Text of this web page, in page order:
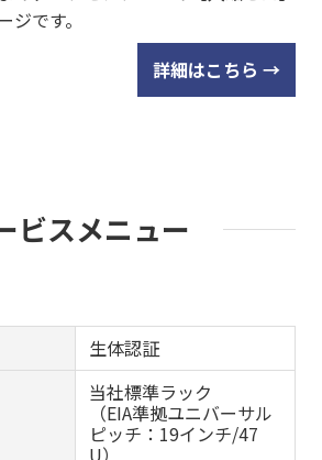
です。
詳細はこちら →
ビスメニュー
生体認証
当社標準ラック
（EIA準拠ユニバーサル
ピッチ：19インチ/47
U）